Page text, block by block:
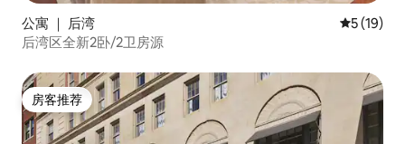
公寓 ｜ 后湾 平均评分
5 (19)
后湾区全新2卧/2卫房源
房客推荐
房客推荐